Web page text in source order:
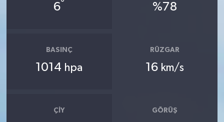
6° %78
BASINÇ
1014 hpa
RÜZGAR
16 km/s
ÇIY GÖRÜŞ